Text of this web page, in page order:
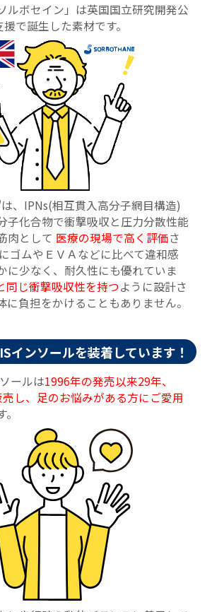
ルボセイン」は英国国立研究開発公
で誕生した素材です。
、IPNs(相互貫入高分子網目構造)
子化合物で衝撃吸収と圧力分散性能
肉として 医療の現場で高く評価さ
ゴムやＥＶＡなどに比べて違和感
に少なく、耐久性にも優れていま
同じ衝撃吸収性を持つように設計さ
に負担をかけることもありません。
インソールを装着しています！
ールは1996年の発売以来29年、
し、足のお悩みがある方にご愛用